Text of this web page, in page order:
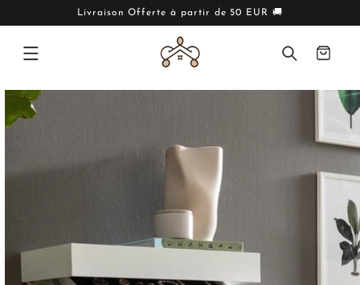
Livraison Offerte à partir de 50 EUR 🚚
Panier
PASSER AUX
INFORMATIONS
PRODUITS